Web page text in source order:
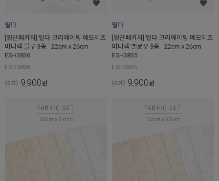
틸다
[원단패키지] 틸다 크리에이팅 메모리즈
미니팩 블루 3종 - 22cm x 26cm
ESH3836
ESH3836
(set) 9,900원
틸다
[원단패키지] 틸다 크리에이팅 메모리즈
미니팩 옐로우 3종 - 22cm x 26cm
ESH3835
ESH3835
(set) 9,900원